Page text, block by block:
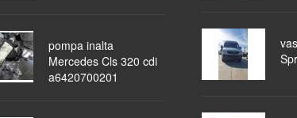
pompa inalta
Mercedes Cls 320 cdi
a6420700201